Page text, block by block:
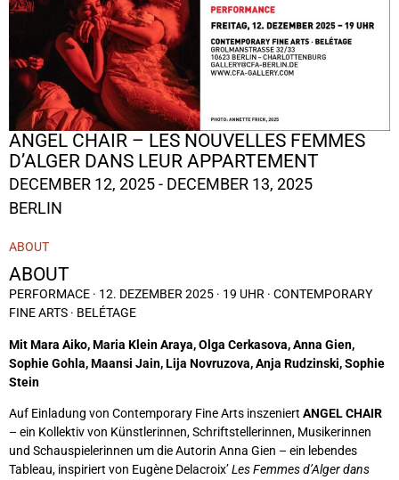
ANGEL CHAIR – LES NOUVELLES FEMMES
D’ALGER DANS LEUR APPARTEMENT
DECEMBER 12, 2025 - DECEMBER 13, 2025
BERLIN
ABOUT
ABOUT
PERFORMACE · 12. DEZEMBER 2025 · 19 UHR · CONTEMPORARY
FINE ARTS · BELÉTAGE
Mit Mara Aiko, Maria Klein Araya, Olga Cerkasova, Anna Gien,
Sophie Gohla, Maansi Jain, Lija Novruzova, Anja Rudzinski, Sophie
Stein
Auf Einladung von Contemporary Fine Arts inszeniert ANGEL CHAIR
– ein Kollektiv von Künstlerinnen, Schriftstellerinnen, Musikerinnen
und Schauspielerinnen um die Autorin Anna Gien – ein lebendes
Tableau, inspiriert von Eugène Delacroix’Les Femmes d’Alger dans